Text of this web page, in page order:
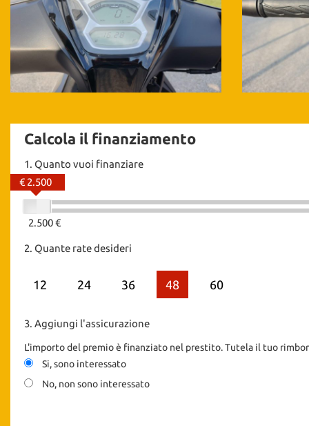
Calcola il finanziamento
1. Quanto vuoi finanziare
2.500 €
€ 2.500
2. Quante rate desideri
12 24 36 48 60
3. Aggiungi l'assicurazione
L'importo del premio è finanziato nel prestito. Tutela il tuo
Si, sono interessato
No, non sono interessato